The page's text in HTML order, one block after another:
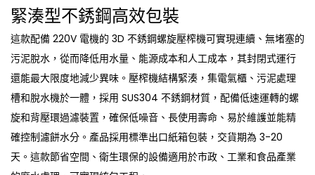
緊湊型不銹鋼高效包裝
這款配備 220V 電機的 3D 不銹鋼螺旋壓榨機可實現連續、無堵塞的
污泥脫水，從而降低用水量、能源成本和人工成本，其封閉式運行
還能最大限度地減少異味。壓榨機結構緊湊，集電氣櫃、污泥處理
槽和脫水機於一體，採用 SUS304 不銹鋼材質，配備低速運轉的螺
旋和背壓環過濾裝置，確保低噪音、長使用壽命、易於維護並能精
確控制濾餅水分。產品採用標準出口紙箱包裝，交貨期為 3-20
天。這款節省空間、衛生環保的設備適用於市政、工業和食品產業